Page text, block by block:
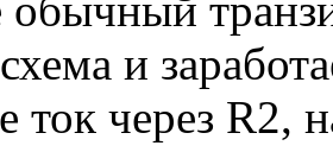
обычный
и
ток через R2,